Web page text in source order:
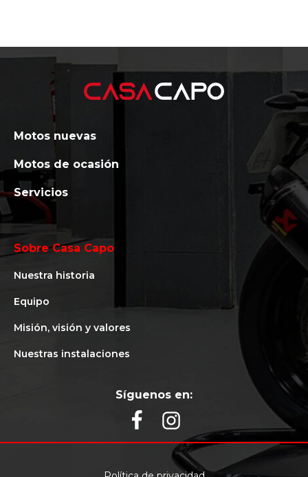
Motos nuevas
Motos de ocasión
Servicios
Sobre Casa Capo
Nuestra historia
Equipo
Misión, visión y valores
Nuestras instalaciones
Síguenos en: